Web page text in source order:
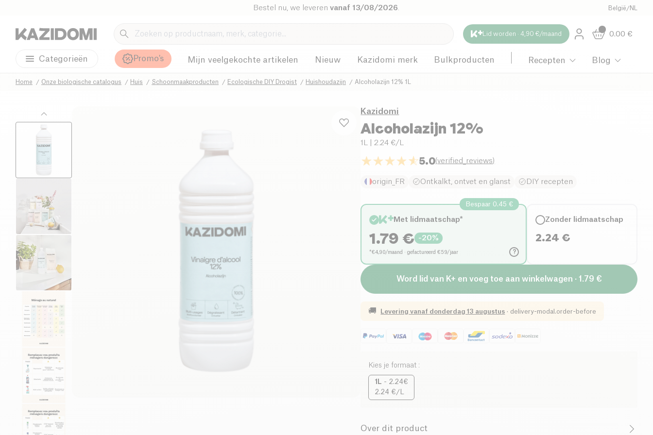
Bestel nu, we leverenvanaf 13/08/2026 België /NL
Lid worden · 4,90 €/maand 0.00 €
Categorieën Promo's Mijn veelgekochte artikelen Nieuw Kazidomi merk Bulkproducten Recepten Blog
Home Onze biologische catalogus Huis Schoonmaakproducten Ecologische DIY Drogist Huishoudazijn Alcoholazijn 12% 1L
Kazidomi
Alcoholazijn 12%
1L | 2.24 €/L
5.0(verified_reviews)
origin_FR Ontkalkt, ontvet en glanst DIY recepten
?
Bespaar 0.45 €
Met lidmaatschap*
1.79 € -20%
*€4,90/maand · gefactureerd €59/jaar
Zonder lidmaatschap
2.24 €
Word lid van K+ en voeg toe aan winkelwagen · 1.79 €
🚚 Levering vanaf donderdag 13 augustus · delivery-modal.order-before
Kies je formaat :
1L - 2.24€
2.24 €/L
Over dit product